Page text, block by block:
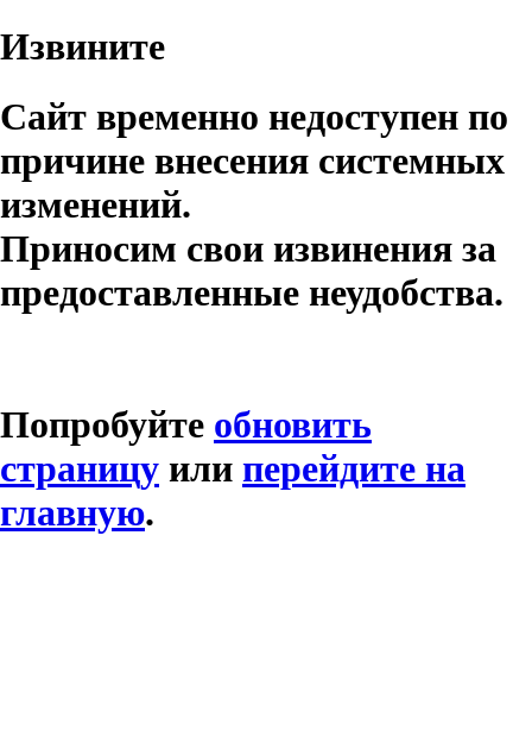
Извините
Сайт временно недоступен по
причине внесения системных
изменений.
Приносим свои извинения за
предоставленные неудобства.
Попробуйте обновить
страницу или перейдите на
главную.